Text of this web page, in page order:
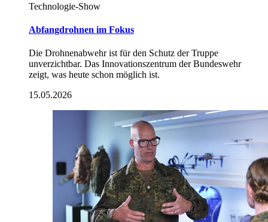
Technologie-Show
Abfangdrohnen im Fokus
Die Drohnenabwehr ist für den Schutz der Truppe
unverzichtbar. Das Innovationszentrum der Bundeswehr
zeigt, was heute schon möglich ist.
15.05.2026